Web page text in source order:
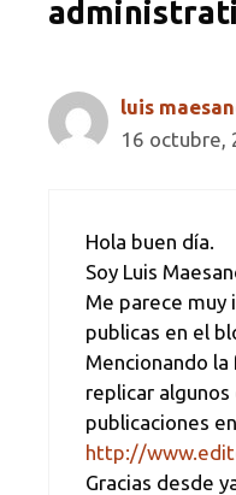
luis
16 octubre,
Hola buen día.
Soy Luis
Me parece
publicas en el
Mencionando
replicar
publicaciones
http://
Gracias desde